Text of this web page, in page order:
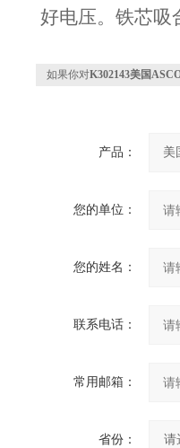
好电压。铁芯吸
如果你对K302143美国
产品：
您的单位：
您的姓名：
联系电话：
常用邮箱：
省份：